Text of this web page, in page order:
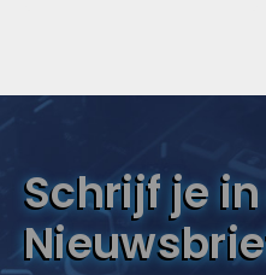
Schrijf je